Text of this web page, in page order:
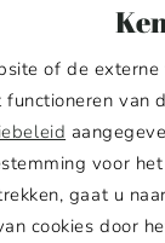
of de
functioneren van
voor
gaat u
cookies door